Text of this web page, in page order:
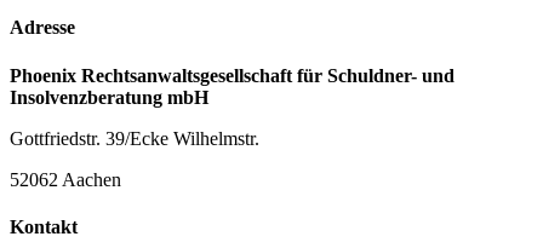
Adresse
Phoenix Rechtsanwaltsgesellschaft für Schuldner- und
Insolvenzberatung mbH
Gottfriedstr. 39/Ecke Wilhelmstr.
52062 Aachen
Kontakt